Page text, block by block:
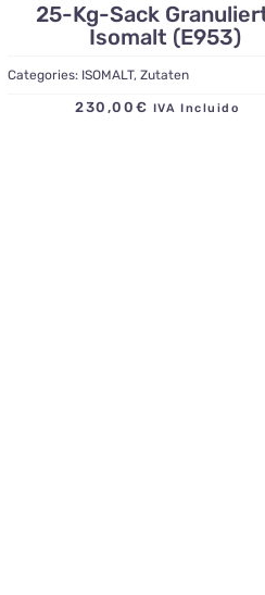
25-Kg-Sack
Isomalt (E953)
Categories: ISOMALT, Zutaten
230,00 € IVA Incluido